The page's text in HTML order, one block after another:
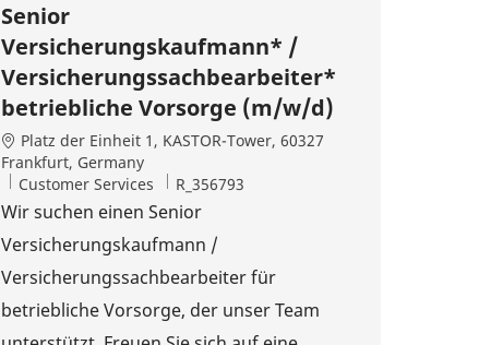
Senior
Versicherungskaufmann* /
Versicherungssachbearbeiter*
betriebliche Vorsorge (m/w/d)
Standort
Platz der Einheit 1, KASTOR-Tower, 60327
Frankfurt, Germany
Kategorie
Customer Services Job-ID
R_356793
Wir suchen einen Senior
Versicherungskaufmann /
Versicherungssachbearbeiter für
betriebliche Vorsorge, der unser Team